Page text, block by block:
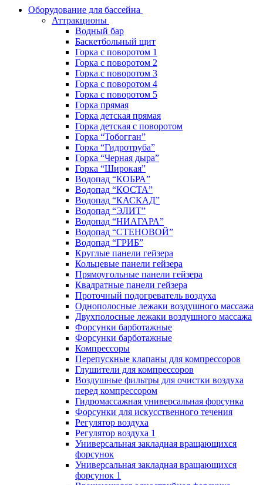
Оборудование для бассейна
Аттракционы
Водный бар
Баскетбольный щит
Горка с поворотом 1
Горка с поворотом 2
Горка с поворотом 3
Горка с поворотом 4
Горка с поворотом 5
Горка прямая
Горка детская прямая
Горка детская с поворотом
Горка “Тобогган”
Горка “Гидротруба”
Горка “Черная дыра”
Горка “Широкая”
Водопад “КОБРА”
Водопад “КОСТА”
Водопад “КАСКАД”
Водопад “ЭЛИТ”
Водопад “НИАГАРА”
Водопад “СТЕНОВОЙ”
Водопад “ГРИБ”
Круглые панели гейзера
Кольцевые панели гейзера
Прямоугольные панели гейзера
Квадратные панели гейзера
Проточный подогреватель воздуха
Однополосные лежаки воздушного массажа
Двухполосные лежаки воздушного массажа
Форсунки барботажные
Форсунки барботажные
Компрессоры
Перепускные клапаны для компрессоров
Глушители для компрессоров
Воздушные фильтры для очистки воздуха
перед компрессором
Гидромассажная универсальная форсунка
Форсунки для искусственного течения
Регулятор воздуха
Регулятор воздуха 1
Универсальная закладная вращающихся
форсунок
Универсальная закладная вращающихся
форсунок 1